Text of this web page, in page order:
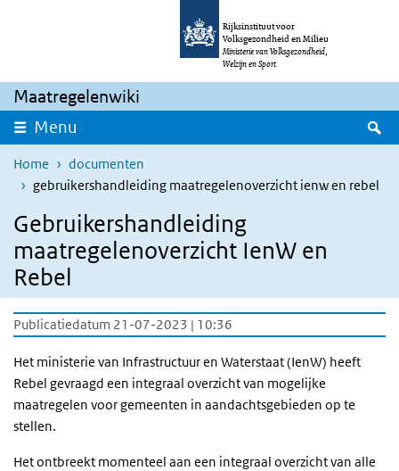
Overslaan en naar de inhoud gaan
Rijksinstituut voor
Volksgezondheid en Milieu
Ministerie van Volksgezondheid,
Welzijn en Sport
Maatregelenwiki
Menu
Home
documenten
gebruikershandleiding maatregelenoverzicht ienw en rebel
Gebruikershandleiding
maatregelenoverzicht IenW en
Rebel
Publicatiedatum 21-07-2023 | 10:36
Het ministerie van Infrastructuur en Waterstaat (IenW) heeft
Rebel gevraagd een integraal overzicht van mogelijke
maatregelen voor gemeenten in aandachtsgebieden op te
stellen.
Het ontbreekt momenteel aan een integraal overzicht van alle